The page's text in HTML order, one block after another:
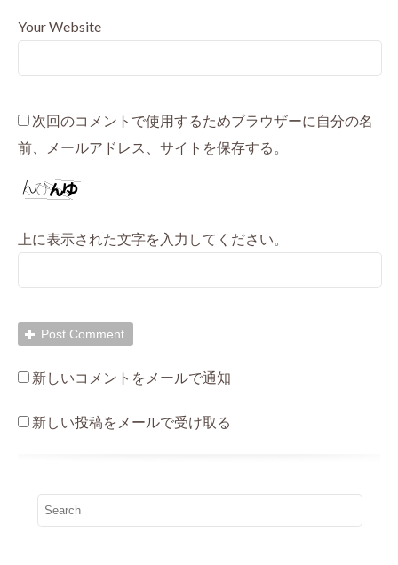
Your Website
次回のコメントで使用するためブラウザーに自分の名
前、メールアドレス、サイトを保存する。
上に表示された文字を入力してください。
新しいコメントをメールで通知
新しい投稿をメールで受け取る